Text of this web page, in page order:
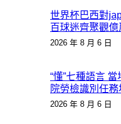
世界杯巴西對
百球迷齊聚觀
2026 年 8 月 6 日
“懂”七種語言
院勞檢識別任
2026 年 8 月 6 日